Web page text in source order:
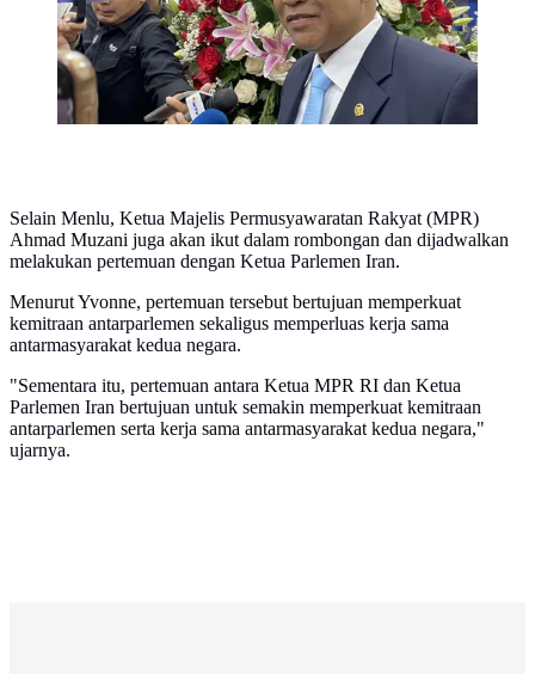
Selain Menlu, Ketua Majelis Permusyawaratan Rakyat (MPR)
Ahmad Muzani juga akan ikut dalam rombongan dan dijadwalkan
melakukan pertemuan dengan Ketua Parlemen Iran.
Menurut Yvonne, pertemuan tersebut bertujuan memperkuat
kemitraan antarparlemen sekaligus memperluas kerja sama
antarmasyarakat kedua negara.
"Sementara itu, pertemuan antara Ketua MPR RI dan Ketua
Parlemen Iran bertujuan untuk semakin memperkuat kemitraan
antarparlemen serta kerja sama antarmasyarakat kedua negara,"
ujarnya.